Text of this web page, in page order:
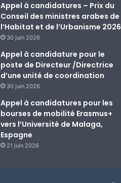
Appel à candidatures – Prix du
Conseil des ministres arabes de
l’Habitat et de l’Urbanisme 2026
30 juin 2026
Appel à candidature pour le
poste de Directeur /Directrice
d’une unité de coordination
30 juin 2026
Appel à candidatures pour les
bourses de mobilité Erasmus+
vers l’Université de Malaga,
Espagne
21 juin 2026